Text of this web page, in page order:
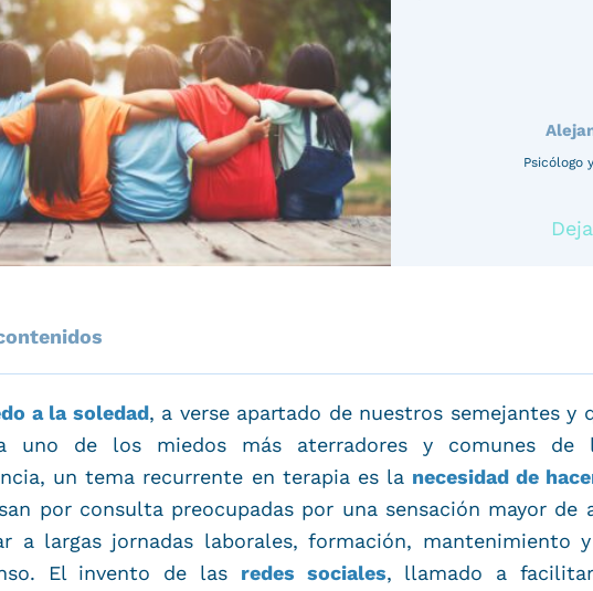
Psicólogo
a la soledad, a verse apartado de nuestros semejantes y
uno de los miedos más aterradores y comunes
un tema recurrente en terapia es la necesidad de
por consulta preocupadas por una sensación mayor
a largas jornadas laborales, formación, mantenimiento
El invento de las redes sociales, llamado a